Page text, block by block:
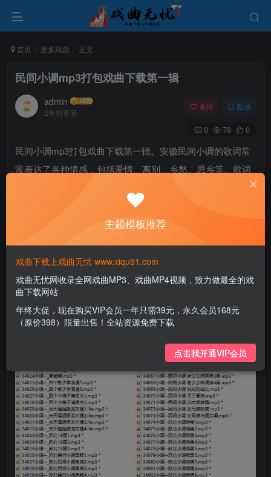
首页 更多戏曲 正文
民间小调mp3打包戏曲下载第一辑
admin
2年前更新
关注 私信
0 78 0
民间小调mp3打包戏曲下载第一辑。安徽民间小调的歌词常
常表达了各种情感，包括爱情、离别、乡愁、思乡等。歌词
主题模板推荐
戏曲下载上戏曲无忧 www.xiqu51.com
戏曲无忧网收录全网戏曲MP3、戏曲MP4视频，致力做最全的戏
曲下载网站
年终大促，现在购买VIP会员一年只需39元，永久会员168元
（原价398）限量出售！全站资源免费下载
点击我开通VIP会员